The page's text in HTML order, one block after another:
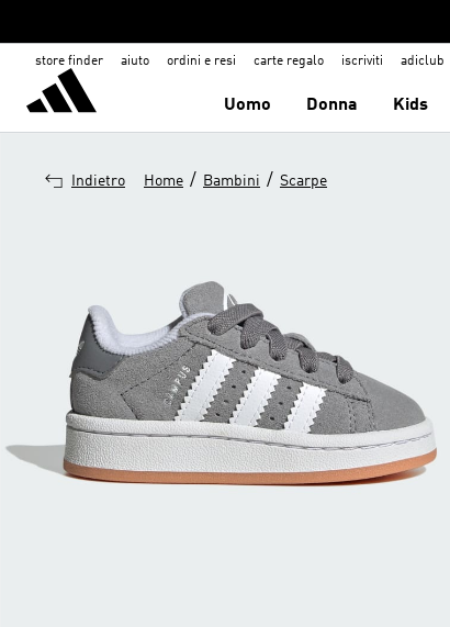
store finder aiuto ordini e resi carte regalo iscriviti adiclub
Uomo Donna Kids
Indietro Home / Bambini / Scarpe